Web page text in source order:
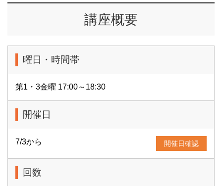
講座概要
曜日・時間帯
第1・3金曜 17:00～18:30
開催日
7/3から 開催日確認
回数